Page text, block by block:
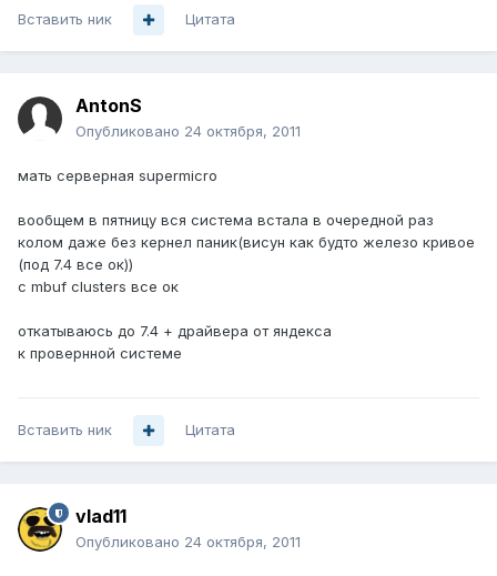
Вставить ник Цитата
AntonS
Опубликовано 24 октября, 2011
мать серверная supermicro
вообщем в пятницу вся система встала в очередной раз
колом даже без кернел паник(висун как будто железо кривое
(под 7.4 все ок))
с mbuf clusters все ок
откатываюсь до 7.4 + драйвера от яндекса
к провернной системе
Вставить ник Цитата
vlad11
Опубликовано 24 октября, 2011